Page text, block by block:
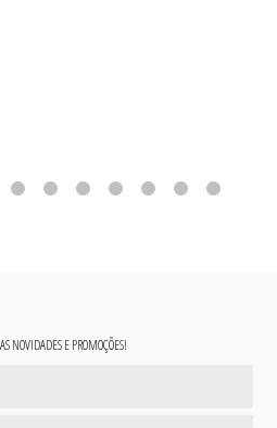
NOVIDADES E PROMOÇÕES!